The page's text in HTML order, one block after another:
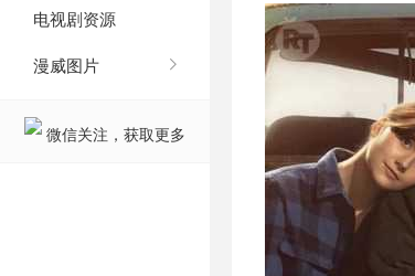
电视剧资源
漫威图片
微信关注，获取更多